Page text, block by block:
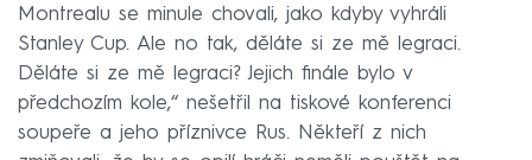
Montrealu se minule chovali, jako kdyby vyhráli
Stanley Cup. Ale no tak, děláte si ze mě legraci.
Děláte si ze mě legraci? Jejich finále bylo v
předchozím kole,“ nešetřil na tiskové konferenci
soupeře a jeho příznivce Rus. Někteří z nich